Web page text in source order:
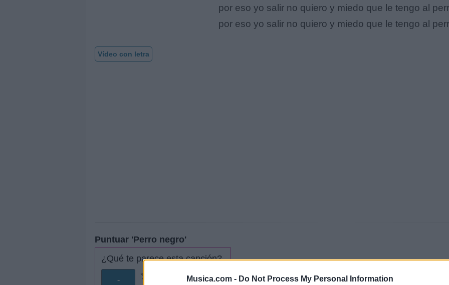
Musica.com - Do Not Process My Personal Information
por eso yo salir no quiero y miedo que le tengo al
por eso yo salir no quiero y miedo que le tengo al
Vídeo con letra
Puntuar 'Perro negro'
¿Qué te parece esta canción?
-